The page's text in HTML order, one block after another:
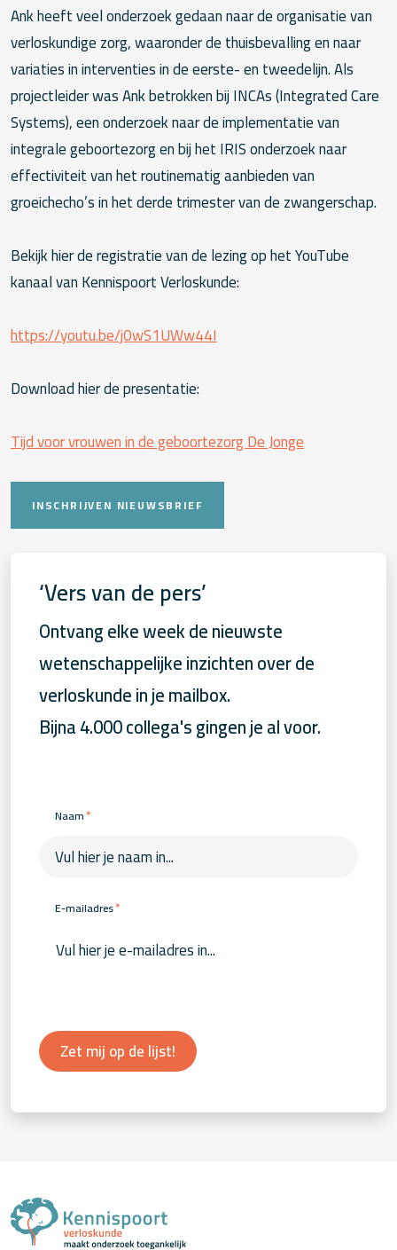
Ank heeft veel onderzoek gedaan naar de organisatie van
verloskundige zorg, waaronder de thuisbevalling en naar
variaties in interventies in de eerste- en tweedelijn. Als
projectleider was Ank betrokken bij INCAs (Integrated Care
Systems), een onderzoek naar de implementatie van
integrale geboortezorg en bij het IRIS onderzoek naar
effectiviteit van het routinematig aanbieden van
groeichecho’s in het derde trimester van de zwangerschap.
Bekijk hier de registratie van de lezing op het YouTube
kanaal van Kennispoort Verloskunde:
https://youtu.be/j0wS1UWw44I
Download hier de presentatie:
Tijd voor vrouwen in de geboortezorg De Jonge
INSCHRIJVEN NIEUWSBRIEF
‘Vers van de pers’
Ontvang elke week de nieuwste
wetenschappelijke inzichten over de
verloskunde in je mailbox.
Bijna 4.000 collega's gingen je al voor.
Naam*
E-mailadres*
Zet mij op de lijst!